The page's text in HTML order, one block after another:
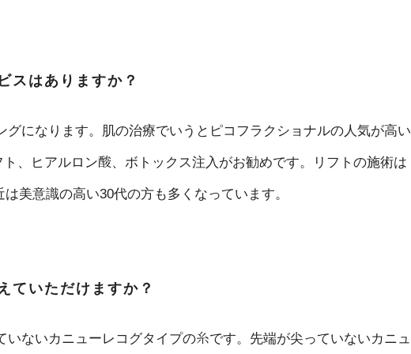
はありますか？
グになります。肌の治療でいうとピコフラクショナルの人気が高
、ヒアルロン酸、ボトックス注入がお勧めです。リフトの施術は
美意識の高い30代の方も多くなっています。
いただけますか？
いないカニューレコグタイプの糸です。先端が尖っていないカニ